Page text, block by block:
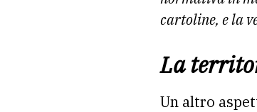
cartoline, e la
La
Un altro